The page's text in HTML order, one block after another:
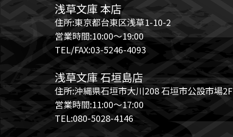
浅草文庫 本店
住所:東京都台東区浅草1-10-2
営業時間:10:00～19:00
TEL/FAX:03-5246-4093
浅草文庫 石垣島店
住所:沖縄県石垣市大川208 石垣市公設市場2F
営業時間:11:00～17:00
TEL:080-5028-4146